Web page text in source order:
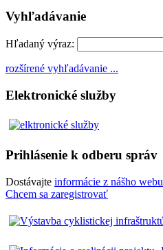
Vyhľadávanie
Hľadaný výraz:
rozšírené vyhľadávanie ...
Elektronické služby
Prihlásenie k odberu správ
Dostávajte informácie z nášho webu
Chcem sa zaregistrovať